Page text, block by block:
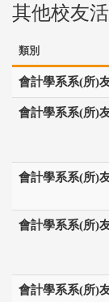
其他校友
類別
會計學系系(所)
會計學系系(所)
會計學系系(所)
會計學系系(所)
會計學系系(所)